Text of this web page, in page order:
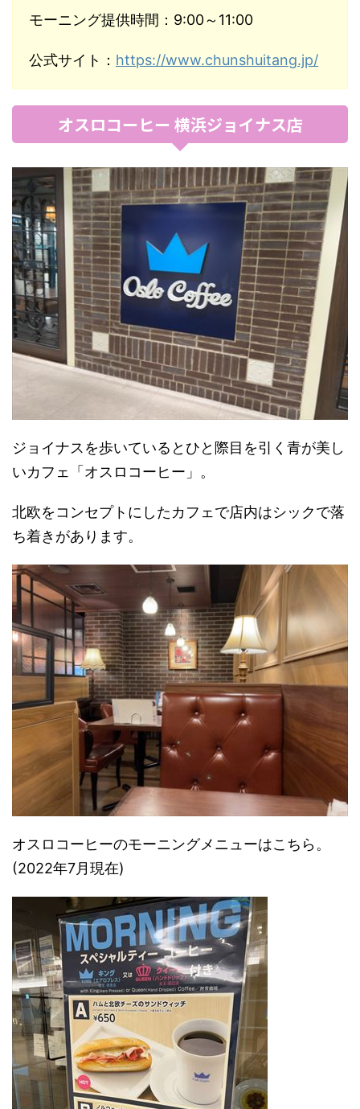
モーニング提供時間：9:00～11:00
公式サイト： https://www.chunshuitang.jp/
オスロコーヒー 横浜ジョイナス店
ジョイナスを歩いているとひと際目を引く青が美し
いカフェ「オスロコーヒー」。
北欧をコンセプトにしたカフェで店内はシックで落
ち着きがあります。
オスロコーヒーのモーニングメニューはこちら。
(2022年7月現在)